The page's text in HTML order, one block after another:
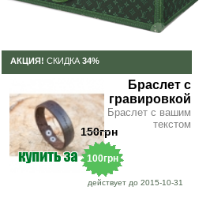
АКЦИЯ! СКИДКА 34%
Браслет с
гравировкой
Браслет с вашим
текстом
150грн
100грн
действует до 2015-10-31